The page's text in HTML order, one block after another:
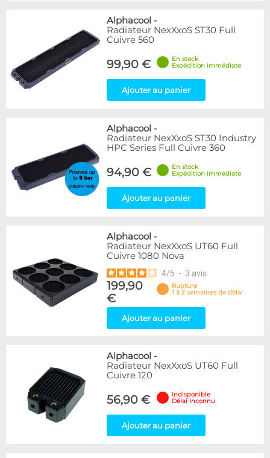
Alphacool -
Radiateur NexXxoS ST30 Full
Cuivre 560
99,90 €
En stock
Expédition immédiate
Ajouter au panier
Alphacool -
Radiateur NexXxoS ST30 Industry
HPC Series Full Cuivre 360
94,90 €
En stock
Expédition immédiate
Ajouter au panier
Alphacool -
Radiateur NexXxoS UT60 Full
Cuivre 1080 Nova
4/5 - 3 avis
199,90
€
Rupture
1 à 2 semaines de délai
Ajouter au panier
Alphacool -
Radiateur NexXxoS UT60 Full
Cuivre 120
56,90 €
Indisponible
Délai inconnu
Ajouter au panier